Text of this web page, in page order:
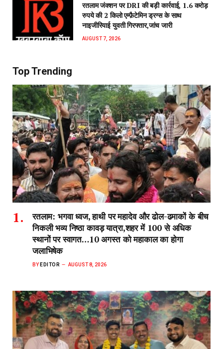
रतलाम जंक्शन पर DRI की बड़ी कार्रवाई, 1.6 करोड़
रुपये की 2 किलो एम्फ़ैटेमिन ड्रग्स के साथ
नाइजीरियाई युवती गिरफ्तार,जांच जारी
AUGUST 7, 2026
Top Trending
रतलाम: भगवा ध्वज, हाथी पर महादेव और ढोल-ढमाकों के बीच
निकली भव्य निष्ठा कावड़ यात्रा,शहर में 100 से अधिक
स्थानों पर स्वागत…10 अगस्त को महाकाल का होगा
जलाभिषेक
BY EDITOR AUGUST 8, 2026